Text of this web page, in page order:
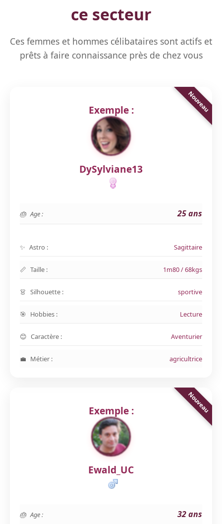
ce secteur
Ces femmes et hommes célibataires sont actifs et
prêts à faire connaissance près de chez vous
Exemple :
DySylviane13
Age : 25 ans
Astro : Sagittaire
Taille : 1m80 / 68kgs
Silhouette : sportive
Hobbies : Lecture
Caractère : Aventurier
Métier : agricultrice
Exemple :
Ewald_UC
Age : 32 ans